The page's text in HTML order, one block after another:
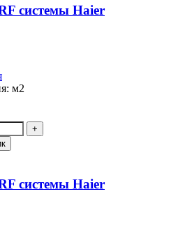
системы Haier
м2
системы Haier